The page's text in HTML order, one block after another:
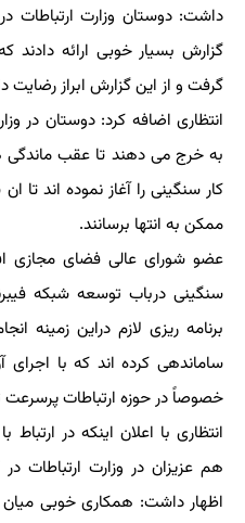
داشت: دوستان وزارت ارتباطات
گزارش بسیار خوبی ارائه دادند
گرفت و از این گزارش ابراز رضایت
انتظاری اضافه کرد: دوستان در
به خرج می دهند تا عقب ماندگی
کار سنگینی را آغاز نموده اند تا
ممکن به انتها برسانند.
عضو شورای عالی فضای مجازی
سنگینی درباب توسعه شبکه
برنامه ریزی لازم دراین زمینه
ساماندهی کرده اند که با
خصوصاً در حوزه ارتباطات
انتظاری با اعلان اینکه در
هم عزیزان در وزارت ارتباطات
اظهار داشت: همکاری خوبی میان